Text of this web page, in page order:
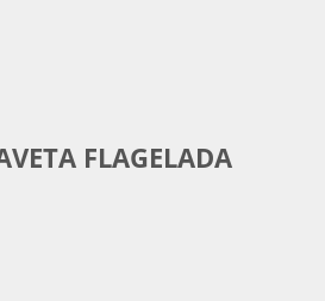
FLAGELADA
quantidade